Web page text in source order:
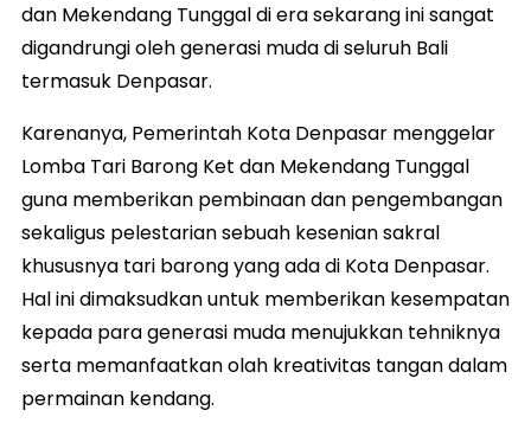
dan Mekendang Tunggal di era sekarang ini sangat
digandrungi oleh generasi muda di seluruh Bali
termasuk Denpasar.
Karenanya, Pemerintah Kota Denpasar menggelar
Lomba Tari Barong Ket dan Mekendang Tunggal
guna memberikan pembinaan dan pengembangan
sekaligus pelestarian sebuah kesenian sakral
khususnya tari barong yang ada di Kota Denpasar.
Hal ini dimaksudkan untuk memberikan kesempatan
kepada para generasi muda menujukkan tehniknya
serta memanfaatkan olah kreativitas tangan dalam
permainan kendang.